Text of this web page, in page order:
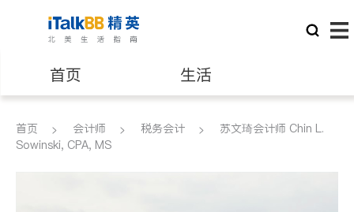
首页 生活
医生 律师
首页 会计师 税务会计
苏文琦会计师 Chin L.
Sowinski, CPA, MS